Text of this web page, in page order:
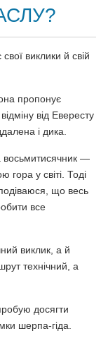
виклики й свій
пропонує
від Евересту
і дика.
восьмитисячник —
гора у світі. Тоді
що весь
все
виклик, а й
технічний, а
досягти
шерпа-гіда.